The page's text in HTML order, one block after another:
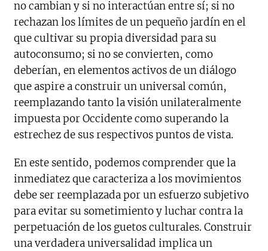
no cambian y si no interactúan entre sí; si no
rechazan los límites de un pequeño jardín en el
que cultivar su propia diversidad para su
autoconsumo; si no se convierten, como
deberían, en elementos activos de un diálogo
que aspire a construir un universal común,
reemplazando tanto la visión unilateralmente
impuesta por Occidente como superando la
estrechez de sus respectivos puntos de vista.
En este sentido, podemos comprender que la
inmediatez que caracteriza a los movimientos
debe ser reemplazada por un esfuerzo subjetivo
para evitar su sometimiento y luchar contra la
perpetuación de los guetos culturales. Construir
una verdadera universalidad implica un